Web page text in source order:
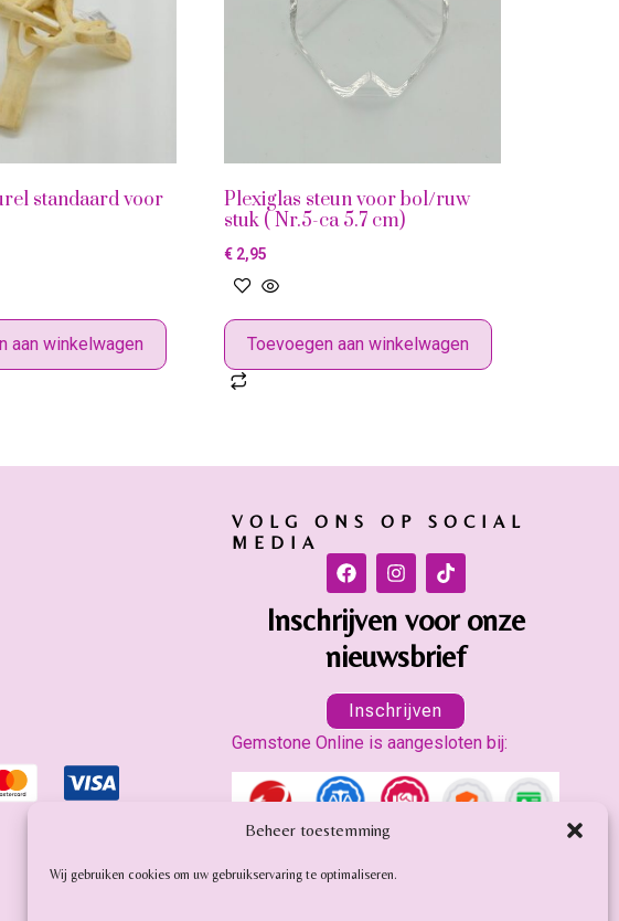
Beheer toestemming
Wij gebruiken cookies om uw gebruikservaring te optimaliseren.
standaard voor
aan winkelwagen
Plexiglas steun voor bol/ruw
stuk ( Nr.5-ca 5.7 cm)
€ 2,95
Toevoegen aan winkelwagen
VOLG ONS OP SOCIAL
MEDIA
Inschrijven voor onze
nieuwsbrief
Inschrijven
Gemstone Online is aangesloten bij: